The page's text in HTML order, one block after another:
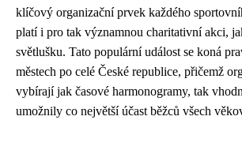
klíčový organizační prvek každého
platí i pro tak významnou charitativní akci,
světlušku. Tato populární událost se koná
městech po celé České republice, přičemž
vybírají jak časové harmonogramy, tak
umožnily co největší účast běžců všech